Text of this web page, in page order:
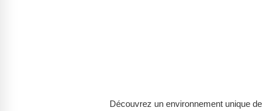
Découvrez un environnement unique